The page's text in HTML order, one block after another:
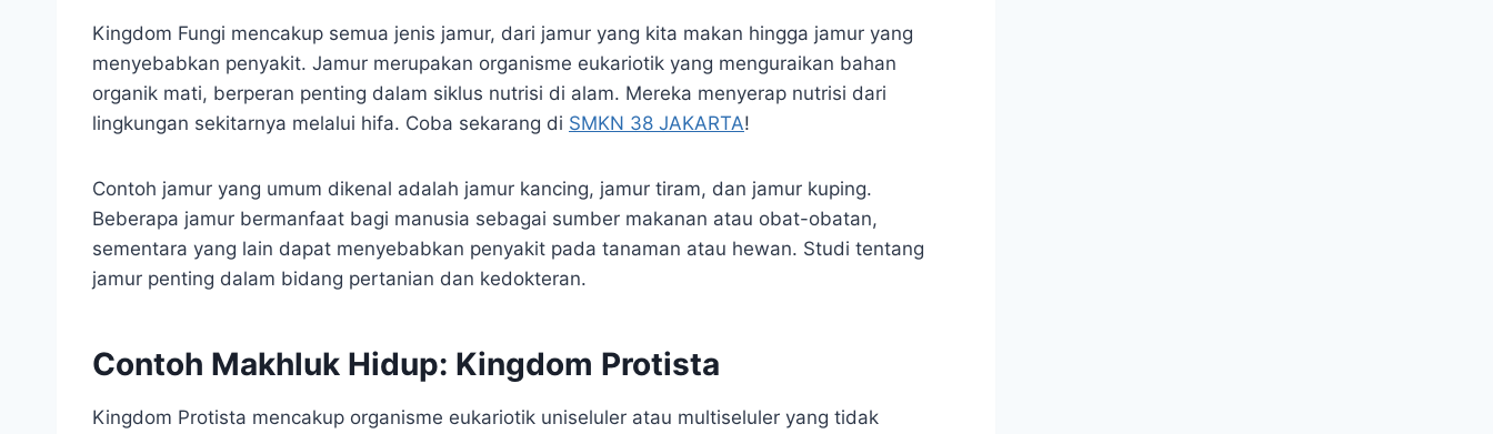
Kingdom Fungi mencakup semua jenis jamur, dari jamur yang kita makan hingga jamur yang
menyebabkan penyakit. Jamur merupakan organisme eukariotik yang menguraikan bahan
organik mati, berperan penting dalam siklus nutrisi di alam. Mereka menyerap nutrisi dari
lingkungan sekitarnya melalui hifa. Coba sekarang di SMKN 38 JAKARTA!
Contoh jamur yang umum dikenal adalah jamur kancing, jamur tiram, dan jamur kuping.
Beberapa jamur bermanfaat bagi manusia sebagai sumber makanan atau obat-obatan,
sementara yang lain dapat menyebabkan penyakit pada tanaman atau hewan. Studi tentang
jamur penting dalam bidang pertanian dan kedokteran.
Contoh Makhluk Hidup: Kingdom Protista
Kingdom Protista mencakup organisme eukariotik uniseluler atau multiseluler yang tidak